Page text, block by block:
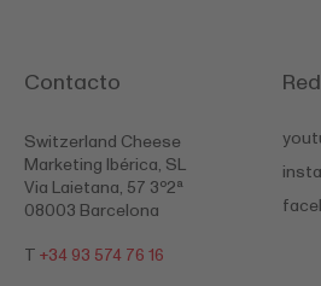
Contacto
Switzerland Cheese
Marketing Ibérica, SL
Via Laietana, 57 3º2ª
08003 Barcelona
T +34 93 574 76 16